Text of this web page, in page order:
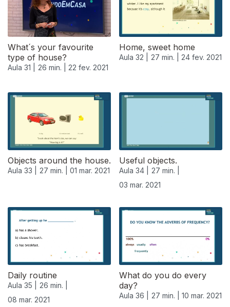
What´s your favourite
type of house?
Aula 31 | 26 min. | 22 fev. 2021
Home, sweet home
Aula 32 | 27 min. | 24 fev. 2021
Objects around the house.
Aula 33 | 27 min. | 01 mar. 2021
Useful objects.
Aula 34 |
27 min. |
03 mar. 2021
Daily routine
Aula 35 |
26 min. |
08 mar. 2021
What do you do every
day?
Aula 36 | 27 min. | 10 mar. 2021
529555